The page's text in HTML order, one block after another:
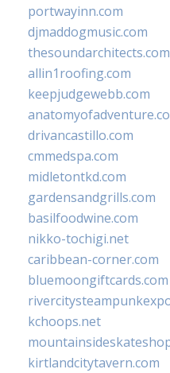
portwayinn.com
djmaddogmusic.com
thesoundarchitects.com
allin1roofing.com
keepjudgewebb.com
drivancastillo.com
cmmedspa.com
midletontkd.com
gardensandgrills.com
basilfoodwine.com
nikko-tochigi.net
caribbean-corner.com
bluemoongiftcards.com
kchoops.net
kirtlandcitytavern.com